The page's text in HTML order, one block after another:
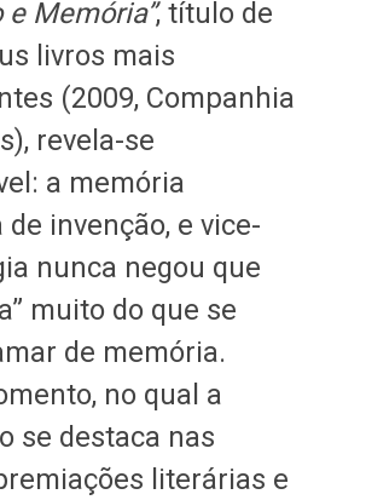
e Memória”, título de
livros mais
(2009, Companhia
revela-se
a memória
invenção, e vice-
nunca negou que
muito do que se
de memória.
no qual a
se destaca nas
literárias e